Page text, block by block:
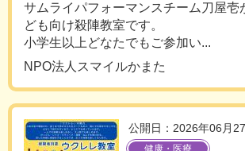
サムライパフォーマンスチーム刀屋壱
ども向け殺陣教室です。
小学生以上どなたでもご参加い...
NPO法人スマイルかまた
公開日：2026年06月
健康・医療